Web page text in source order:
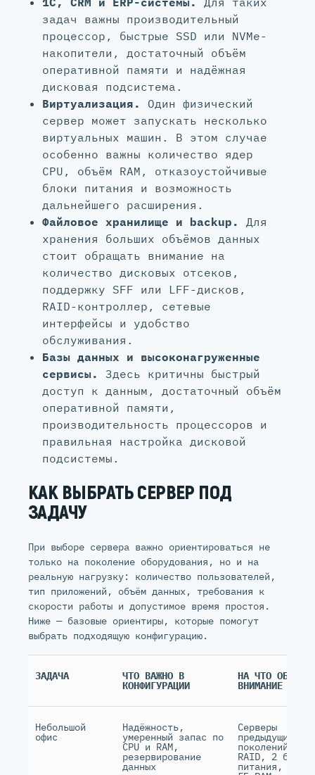
задач важны производительный
процессор, быстрые SSD или NVMe-
накопители, достаточный объём
оперативной памяти и надёжная
дисковая подсистема.
Виртуализация.
Один физический
сервер может запускать несколько
виртуальных машин. В этом случае
особенно важны количество ядер
CPU, объём RAM, отказоустойчивые
блоки питания и возможность
дальнейшего расширения.
Файловое хранилище и backup.
Для
хранения больших объёмов данных
стоит обращать внимание на
количество дисковых отсеков,
поддержку SFF или LFF-дисков,
RAID-контроллер, сетевые
интерфейсы и удобство
обслуживания.
Базы данных и высоконагруженные
сервисы.
Здесь критичны быстрый
доступ к данным, достаточный объём
оперативной памяти,
производительность процессоров и
правильная настройка дисковой
подсистемы.
КАК ВЫБРАТЬ СЕРВЕР ПОД
ЗАДАЧУ
При выборе сервера важно ориентироваться не
только на поколение оборудования, но и на
реальную нагрузку: количество пользователей,
тип приложений, объём данных, требования к
скорости работы и допустимое время простоя.
Ниже — базовые ориентиры, которые помогут
выбрать подходящую конфигурацию.
ЗАДАЧА ЧТО ВАЖНО В
КОНФИГУРАЦИИ
НА ЧТО
ВНИМАНИЕ
Небольшой
офис
Надёжность,
умеренный запас по
CPU и RAM,
резервирование
данных
Серверы
предыдущих
поколений,
RAID, 2 блока
питания,